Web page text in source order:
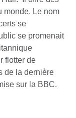
monde. Le nom
se
se promenait
flotter de
de la dernière
sur la BBC.